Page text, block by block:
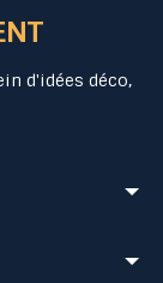
d'idées déco,